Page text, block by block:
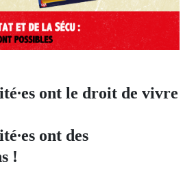
ont le droit de vivre
ont des
!